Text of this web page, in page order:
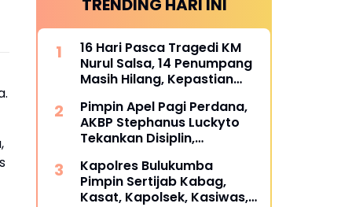
TRENDING HARI INI
16 Hari Pasca Tragedi KM
Nurul Salsa, 14 Penumpang
Masih Hilang, Kepastian
dipertanyakan
Pimpin Apel Pagi Perdana,
AKBP Stephanus Luckyto
Tekankan Disiplin,
terhadap Organisasi
Kapolres Bulukumba
Pimpin Sertijab Kabag,
Kasat, Kapolsek, Kasiwas,